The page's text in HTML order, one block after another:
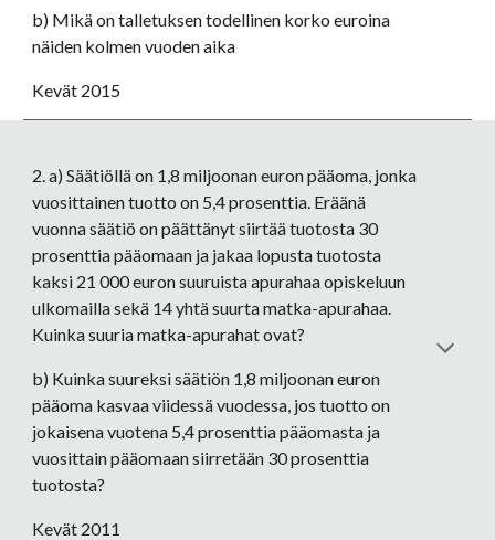
b) Mikä on talletuksen todellinen korko euroina
näiden kolmen vuoden aika
Kevät 2015
2. a) Säätiöllä on 1,8 miljoonan euron pääoma, jonka
vuosittainen tuotto on 5,4 prosenttia. Eräänä
vuonna säätiö on päättänyt siirtää tuotosta 30
prosenttia pääomaan ja jakaa lopusta tuotosta
kaksi 21 000 euron suuruista apurahaa opiskeluun
ulkomailla sekä 14 yhtä suurta matka-apurahaa.
Kuinka suuria matka-apurahat ovat?
b) Kuinka suureksi säätiön 1,8 miljoonan euron
pääoma kasvaa viidessä vuodessa, jos tuotto on
jokaisena vuotena 5,4 prosenttia pääomasta ja
vuosittain pääomaan siirretään 30 prosenttia
tuotosta?
Kevät 2011